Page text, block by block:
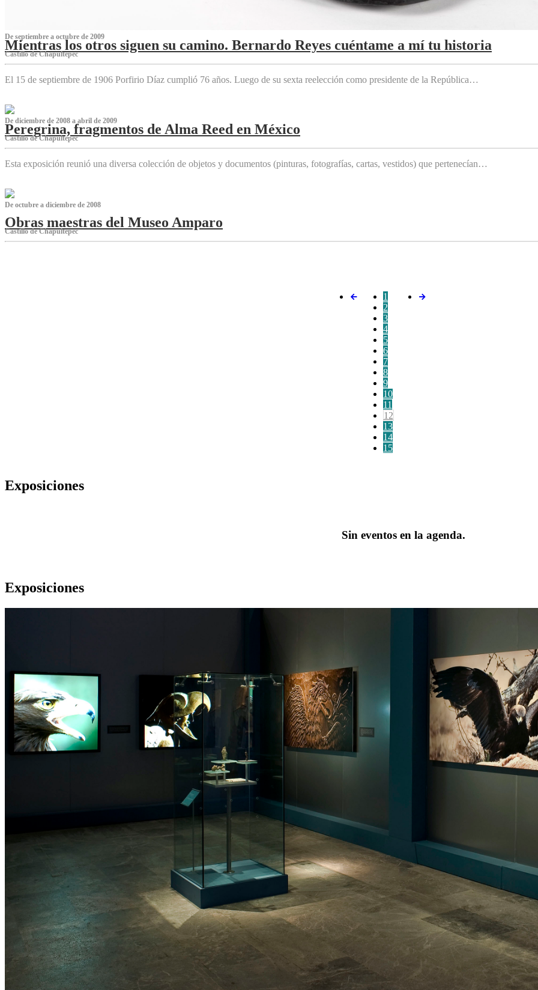
De septiembre a octubre de 2009
Mientras los otros siguen su camino. Bernardo Reyes cuéntame a mí tu historia
Castillo de Chapultepec
El 15 de septiembre de 1906 Porfirio Díaz cumplió 76 años. Luego de su sexta reelección como presidente de la República…
De diciembre de 2008 a abril de 2009
Peregrina, fragmentos de Alma Reed en México
Castillo de Chapultepec
Esta exposición reunió una diversa colección de objetos y documentos (pinturas, fotografías, cartas, vestidos) que pertenecían…
De octubre a diciembre de 2008
Obras maestras del Museo Amparo
Castillo de Chapultepec
1
2
3
4
5
6
7
8
9
10
11
12
13
14
15
Exposiciones
Sin eventos en la agenda.
Exposiciones